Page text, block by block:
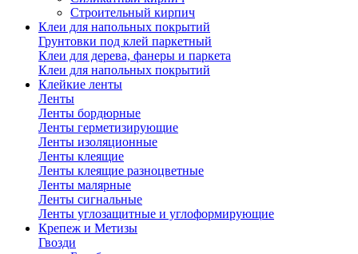
Строительный кирпич
Клеи для напольных покрытий
Грунтовки под клей паркетный
Клеи для дерева, фанеры и паркета
Клеи для напольных покрытий
Клейкие ленты
Ленты
Ленты бордюрные
Ленты герметизирующие
Ленты изоляционные
Ленты клеящие
Ленты клеящие разноцветные
Ленты малярные
Ленты сигнальные
Ленты углозащитные и углоформирующие
Крепеж и Метизы
Гвозди